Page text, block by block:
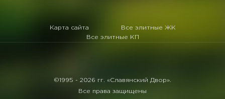
Карта сайта
Все элитные ЖК
Все элитные КП
©1995 - 2026 гг. «Славянский Двор».
Все права защищены